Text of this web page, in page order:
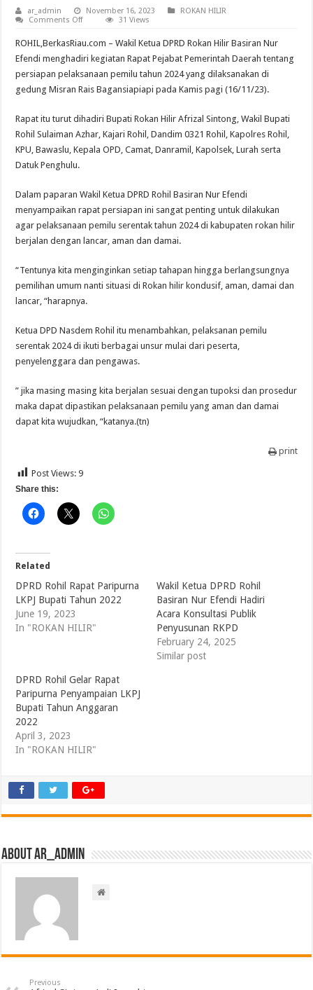
ar_admin November 16, 2023
ROKAN HILIR
Comments Offon
DPRD
Rohil
Hadiri
Rapat
Pemilu
31 Views
ROHIL,BerkasRiau.com – Wakil Ketua DPRD Rokan Hilir Basiran Nur
Efendi menghadiri kegiatan Rapat Pejabat Pemerintah Daerah tentang
persiapan pelaksanaan pemilu tahun 2024 yang dilaksanakan di
gedung Misran Rais Bagansiapiapi pada Kamis pagi (16/11/23).
Rapat itu turut dihadiri Bupati Rokan Hilir Afrizal Sintong, Wakil Bupati
Rohil Sulaiman Azhar, Kajari Rohil, Dandim 0321 Rohil, Kapolres Rohil,
KPU, Bawaslu, Kepala OPD, Camat, Danramil, Kapolsek, Lurah serta
Datuk Penghulu.
Dalam paparan Wakil Ketua DPRD Rohil Basiran Nur Efendi
menyampaikan rapat persiapan ini sangat penting untuk dilakukan
agar pelaksanaan pemilu serentak tahun 2024 di kabupaten rokan hilir
berjalan dengan lancar, aman dan damai.
“Tentunya kita menginginkan setiap tahapan hingga berlangsungnya
pemilihan umum nanti situasi di Rokan hilir kondusif, aman, damai dan
lancar, “harapnya.
Ketua DPD Nasdem Rohil itu menambahkan, pelaksanan pemilu
serentak 2024 di ikuti berbagai unsur mulai dari peserta,
penyelenggara dan pengawas.
” jika masing masing kita berjalan sesuai dengan tupoksi dan prosedur
maka dapat dipastikan pelaksanaan pemilu yang aman dan damai
dapat kita wujudkan, “katanya.(tn)
print
Post Views: 9
Share this:
Related
DPRD Rohil Rapat Paripurna
LKPJ Bupati Tahun 2022
June 19, 2023
In "ROKAN HILIR"
Wakil Ketua DPRD Rohil
Basiran Nur Efendi Hadiri
Acara Konsultasi Publik
Penyusunan RKPD
February 24, 2025
Similar post
DPRD Rohil Gelar Rapat
Paripurna Penyampaian LKPJ
Bupati Tahun Anggaran
2022
April 3, 2023
In "ROKAN HILIR"
About ar_admin
Previous